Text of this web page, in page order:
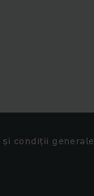
și condiții generale